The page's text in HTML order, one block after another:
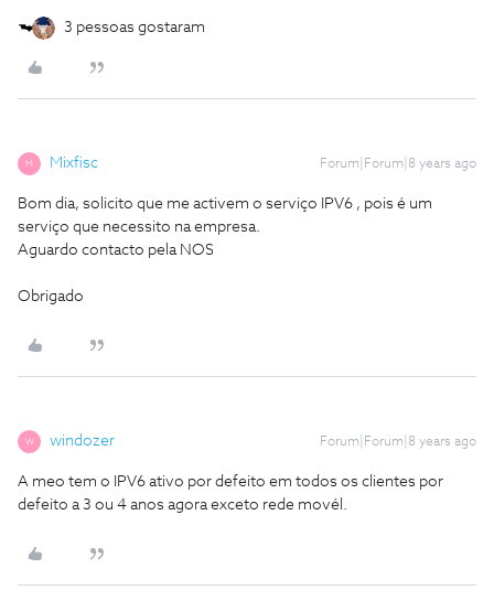
3 pessoas gostaram
M Mixfisc Forum|Forum|8 years ago
Bom dia, solicito que me activem o serviço IPV6 , pois é um
serviço que necessito na empresa.
Aguardo contacto pela NOS
Obrigado
W windozer Forum|Forum|8 years ago
A meo tem o IPV6 ativo por defeito em todos os clientes por
defeito a 3 ou 4 anos agora exceto rede movél.